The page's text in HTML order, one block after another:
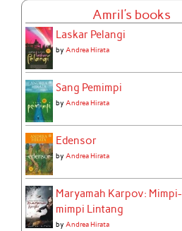
Amril's books
Laskar Pelangi
byAndrea Hirata
Sang Pemimpi
byAndrea Hirata
Edensor
byAndrea Hirata
Maryamah Karpov: Mimpi-
mimpi Lintang
byAndrea Hirata